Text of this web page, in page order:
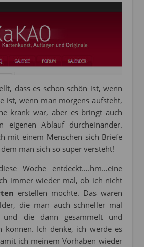
dass es schon schön ist, wenn
ist, wenn man morgens aufsteht,
krank war, aber es bringt auch
eigenen Ablauf durcheinander.
mit einem Menschen sich Briefe
man sich so super versteht!
Woche entdeckt….hm…eine
immer wieder mal, ob ich nicht
erstellen möchte. Das wären
die man auch schneller mal
die dann gesammelt und
können. Ich denke, ich werde es
ich meinem Vorhaben wieder